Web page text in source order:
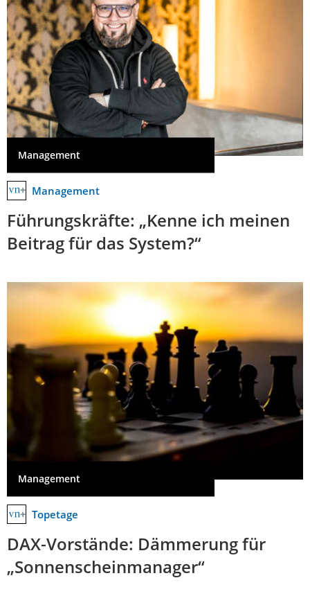
Management
Management
Führungskräfte: „Kenne ich meinen
Beitrag für das System?“
Management
Topetage
DAX-Vorstände: Dämmerung für
„Sonnenscheinmanager“